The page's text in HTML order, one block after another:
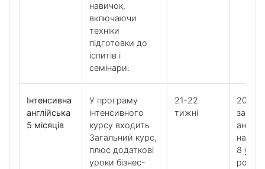
навичок,
включаючи
техніки
підготовки до
іспитів і
семінари.
Інтенсивна
англійська
5 місяців
У програму
інтенсивного
курсу входить
Загальний курс,
плюс додаткові
уроки бізнес-
21-22
тижні
20
на
8